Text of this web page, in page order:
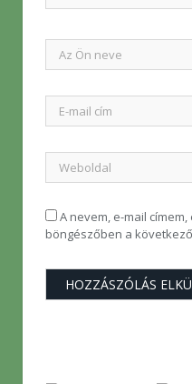
A nevem, e-mail
böngészőben a